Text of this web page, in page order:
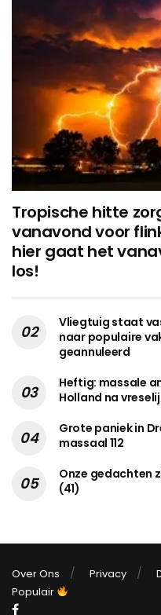
Tropische hitte
vanavond voor
hier gaat het
los!
Vliegtuig staat
naar populaire
geannuleerd
Heftig: massale
Holland na
Grote paniek in
massaal 112
Onze gedachten
(41)
Over Ons Privacy
Populair